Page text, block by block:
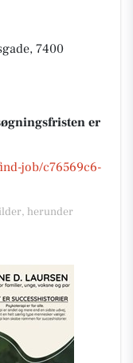
7400
er
job/c76569c6-
herunder